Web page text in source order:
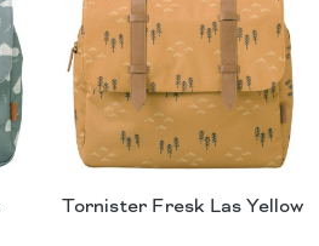
Tornister Fresk Las Yellow